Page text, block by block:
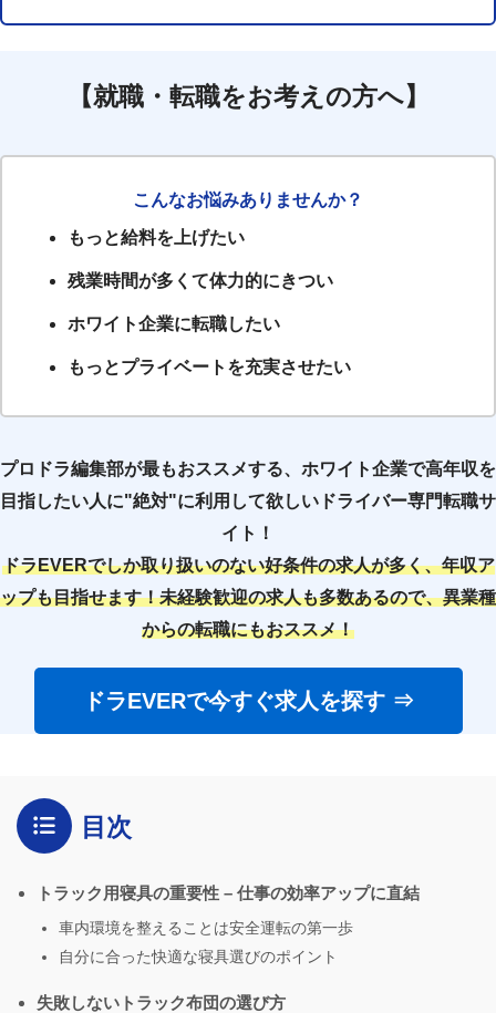
【就職・転職をお考えの方へ】
こんなお悩みありませんか？
もっと給料を上げたい
残業時間が多くて体力的にきつい
ホワイト企業に転職したい
もっとプライベートを充実させたい
プロドラ編集部が最もおススメする、ホワイト企業で高年収を
目指したい人に"絶対"に利用して欲しいドライバー専門転職サ
イト！
ドラEVERでしか取り扱いのない好条件の求人が多く、年収ア
ップも目指せます！未経験歓迎の求人も多数あるので、異業種
からの転職にもおススメ！
ドラEVERで今すぐ求人を探す ⇒
目次
トラック用寝具の重要性 – 仕事の効率アップに直結
車内環境を整えることは安全運転の第一歩
自分に合った快適な寝具選びのポイント
失敗しないトラック布団の選び方